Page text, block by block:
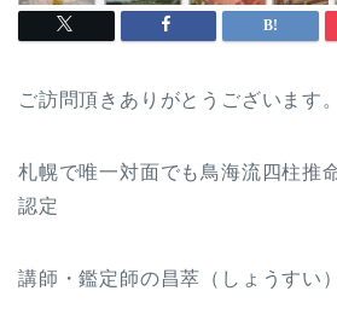
ご訪問頂きありがとうございます。
札幌で唯一対面でも鳥海流四柱推
認定
講師・鑑定師の昌萃（しょうすい